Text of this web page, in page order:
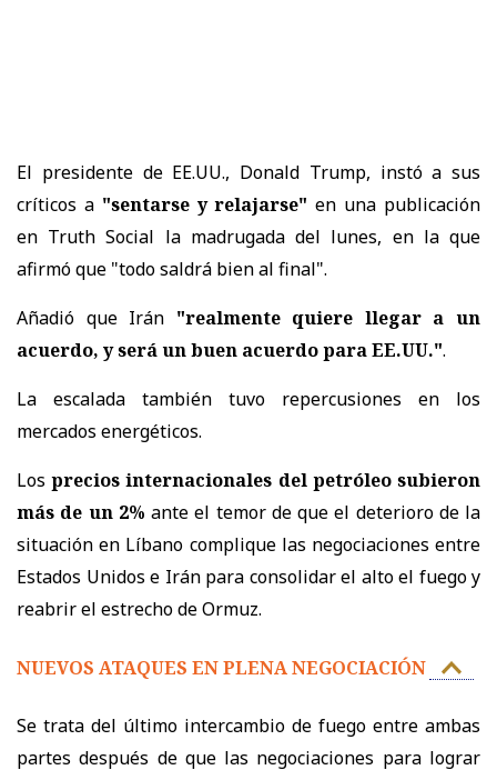
El presidente de EE.UU., Donald Trump, instó a sus
críticos a"sentarse y relajarse" en una publicación
en Truth Social la madrugada del lunes, en la que
afirmó que "todo saldrá bien al final".
Añadió que Irán "realmente quiere llegar a un
acuerdo, y será un buen acuerdo para EE.UU.".
La escalada también tuvo repercusiones en los
mercados energéticos.
Losprecios internacionales del petróleo subieron
más de un 2% ante el temor de que el deterioro de la
situación en Líbano complique las negociaciones entre
Estados Unidos e Irán para consolidar el alto el fuego y
reabrir el estrecho de Ormuz.
NUEVOS ATAQUES EN PLENA NEGOCIACIÓN
Se trata del último intercambio de fuego entre ambas
partes después de que las negociaciones para lograr